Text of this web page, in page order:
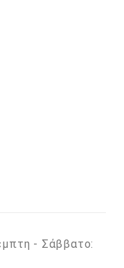
- Σάββατο: